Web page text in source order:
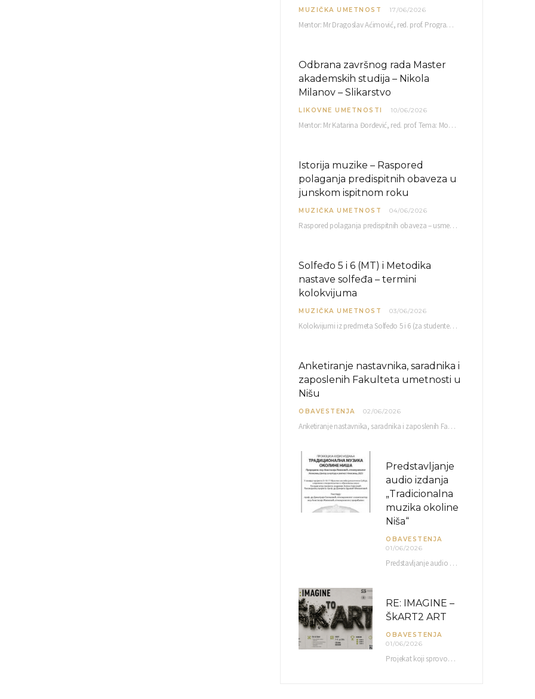
MUZIČKA UMETNOST 17/06/2026
Mentor: Mr Dragoslav Aćimović, red. prof. Program: L. Van Betoven: Sonata op. 31 br. 2 u…
Odbrana završnog rada Master
akademskih studija – Nikola
Milanov – Slikarstvo
LIKOVNE UMETNOSTI 10/06/2026
Mentor: Mr Katarina Đorđević, red. prof. Tema: Monolog emocija Sreda, 17. 06. 2026. u 15:30 sati Sala br. 12 Fakulteta umetnosti u Nišu, Kneginje…
Istorija muzike – Raspored
polaganja predispitnih obaveza u
junskom ispitnom roku
MUZIČKA UMETNOST 04/06/2026
Raspored polaganja predispitnih obaveza – usmenog kolokvijuma i testa iz slušanja muzike – objavljen je…
Solfeđo 5 i 6 (MT) i Metodika
nastave solfeđa – termini
kolokvijuma
MUZIČKA UMETNOST 03/06/2026
Kolokvijumi iz predmeta Solfeđo 5 i 6 (za studente studijskog programa Muzička teorija) i Metodika…
Anketiranje nastavnika, saradnika i
zaposlenih Fakulteta umetnosti u
Nišu
OBAVESTENJA 02/06/2026
Anketiranje nastavnika, saradnika i zaposlenih Fakulteta umetnosti u Nišu radi sačinjavanja Izveštaja o samovrednovanju biće…
Predstavljanje
audio izdanja
„Tradicionalna
muzika okoline
Niša“
OBAVESTENJA
01/06/2026
Predstavljanje audio izdanja “Tradicionalna muzika okoline Niša” organizuje se u okviru projekta O-10-17 Muzičko nasleđe jugoistočne…
RE: IMAGINE –
ŠkART2 ART
OBAVESTENJA
01/06/2026
Projekat koji sprovodi Američka privredna komora uz podrŝku kompanije Philip Morris International, sa ciljem povezivanja…